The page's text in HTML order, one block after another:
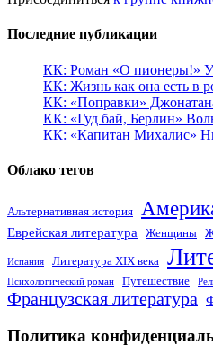
Последние публикации
КК: Роман «О пионеры!»
КК: Жизнь как она есть в
КК: «Поправки»
КК: «Гуд бай, Берлин»
КК: «Капитан Михалис»
Облако тегов
Альтернативная история
Еврейская литература Женщины
Испания Литература XIX века
Психологический роман Путешествие
Французская литература
Политика